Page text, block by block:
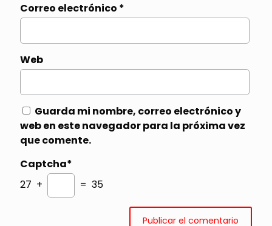
Correo electrónico *
Web
Guarda mi nombre, correo electrónico y
web en este navegador para la próxima vez
que comente.
Captcha*
27 +
= 35